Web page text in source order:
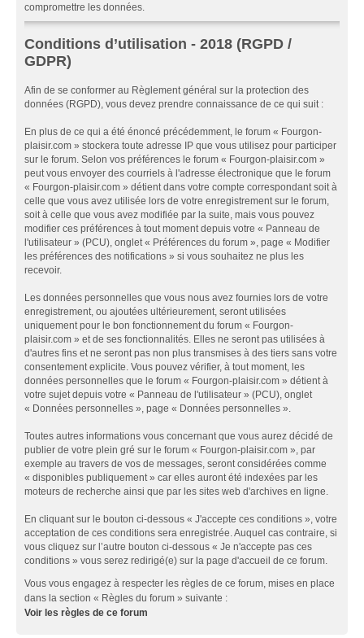
compromettre les données.
Conditions d’utilisation - 2018 (RGPD /
GDPR)
Afin de se conformer au Règlement général sur la protection des
données (RGPD), vous devez prendre connaissance de ce qui suit :
En plus de ce qui a été énoncé précédemment, le forum « Fourgon-
plaisir.com » stockera toute adresse IP que vous utilisez pour participer
sur le forum. Selon vos préférences le forum « Fourgon-plaisir.com »
peut vous envoyer des courriels à l'adresse électronique que le forum
« Fourgon-plaisir.com » détient dans votre compte correspondant soit à
celle que vous avez utilisée lors de votre enregistrement sur le forum,
soit à celle que vous avez modifiée par la suite, mais vous pouvez
modifier ces préférences à tout moment depuis votre « Panneau de
l'utilisateur » (PCU), onglet « Préférences du forum », page « Modifier
les préférences des notifications » si vous souhaitez ne plus les
recevoir.
Les données personnelles que vous nous avez fournies lors de votre
enregistrement, ou ajoutées ultérieurement, seront utilisées
uniquement pour le bon fonctionnement du forum « Fourgon-
plaisir.com » et de ses fonctionnalités. Elles ne seront pas utilisées à
d'autres fins et ne seront pas non plus transmises à des tiers sans votre
consentement explicite. Vous pouvez vérifier, à tout moment, les
données personnelles que le forum « Fourgon-plaisir.com » détient à
votre sujet depuis votre « Panneau de l'utilisateur » (PCU), onglet
« Données personnelles », page « Données personnelles ».
Toutes autres informations vous concernant que vous aurez décidé de
publier de votre plein gré sur le forum « Fourgon-plaisir.com », par
exemple au travers de vos de messages, seront considérées comme
« disponibles publiquement » car elles auront été indexées par les
moteurs de recherche ainsi que par les sites web d'archives en ligne.
En cliquant sur le bouton ci-dessous « J'accepte ces conditions », votre
acceptation de ces conditions sera enregistrée. Auquel cas contraire, si
vous cliquez sur l’autre bouton ci-dessous « Je n'accepte pas ces
conditions » vous serez redirigé(e) sur la page d'accueil de ce forum.
Vous vous engagez à respecter les règles de ce forum, mises en place
dans la section « Règles du forum » suivante :
Voir les règles de ce forum